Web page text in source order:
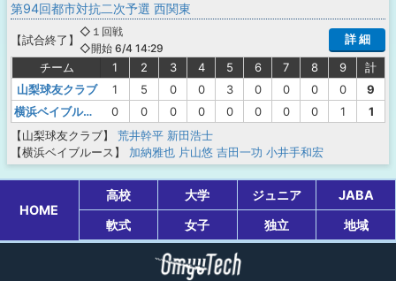
第94回都市対抗二次予選 西関東
【試合終了 】
◇１回戦
◇開始 6/4 14:29
詳 細
チーム 1 2 3 4 5 6 7 8 9
計
山梨球友クラブ
1 5 0 0 3 0 0 0 0
9
横浜ベイブルース
0 0 0 0 0 0 0 0 1
1
【山梨球友クラブ】
荒井幹平 新田浩士
【横浜ベイブルース】
加納雅也 片山悠 吉田一功 小井手和宏
HOME
高校 大学 ジュニア
JABA
軟式
女子 独立 地域